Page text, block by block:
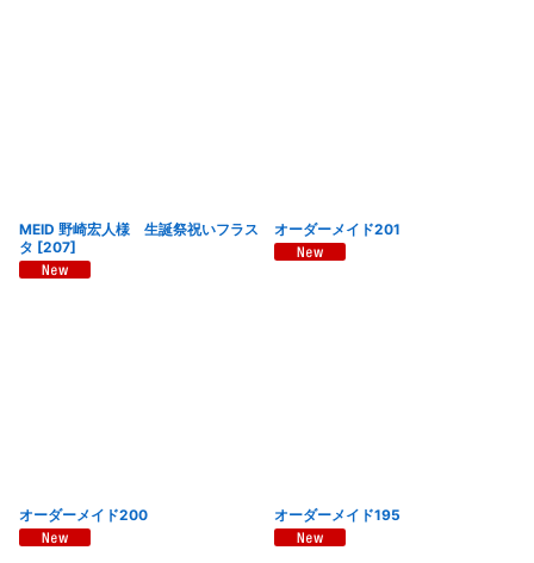
MEID 野崎宏人様 生誕祭祝いフラス
タ [207]
オーダーメイド201
オーダーメイド200 オーダーメイド195